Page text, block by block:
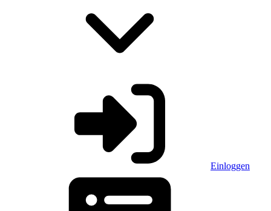
Einloggen